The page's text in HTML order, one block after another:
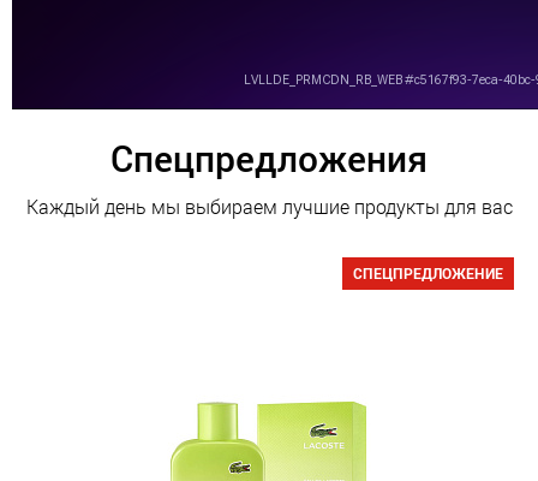
Спецпредложения
Каждый день мы выбираем лучшие продукты для вас
СПЕЦПРЕДЛОЖЕНИЕ